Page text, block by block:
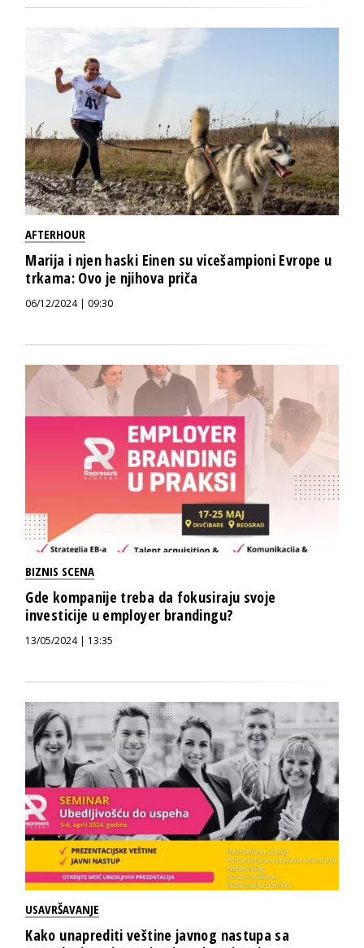
AFTERHOUR
Marija i njen haski Einen su vicešampioni Evrope u
trkama: Ovo je njihova priča
06/12/2024 | 09:30
BIZNIS SCENA
Gde kompanije treba da fokusiraju svoje
investicije u employer brandingu?
13/05/2024 | 13:35
USAVRŠAVANJE
Kako unaprediti veštine javnog nastupa sa